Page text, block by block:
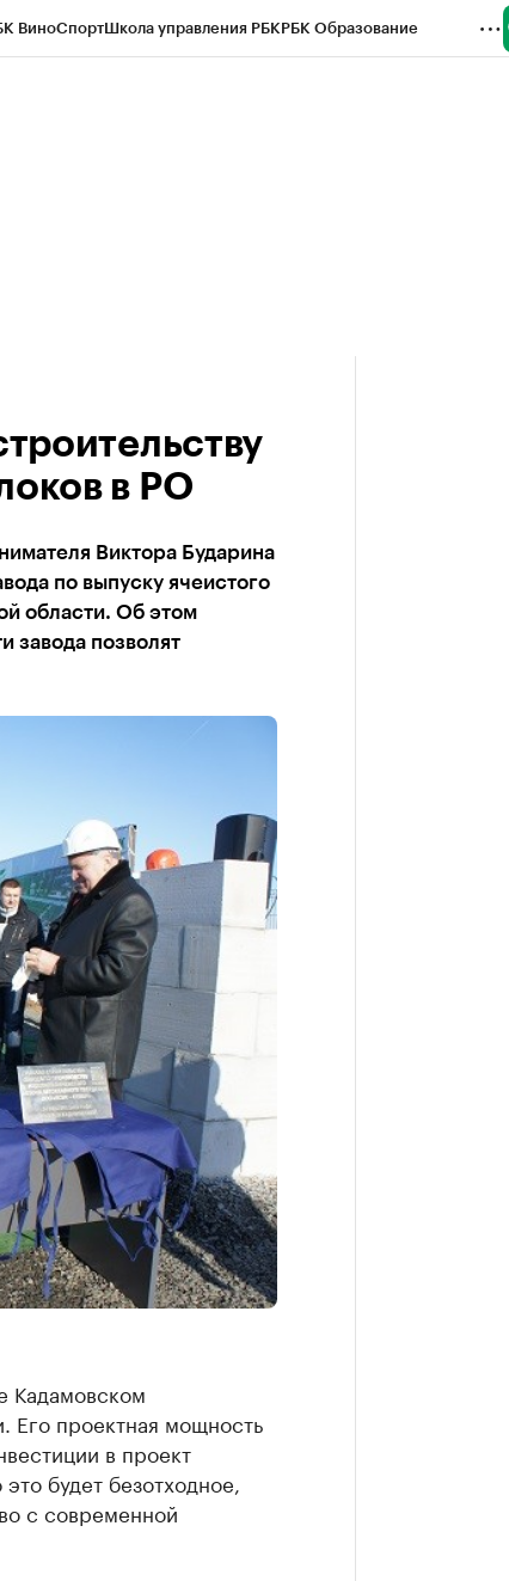
ВиноСпортШкола управления РБКРБК Образование
в РО
Виктора Бударина
по выпуску ячеистого
области. Об этом
завода позволят
Кадамовском
Его проектная мощность
в проект
будет безотходное,
с современной